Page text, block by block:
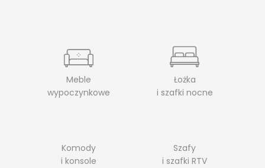
Meble
wypoczynkowe
Łożka
i szafki nocne
Komody
i konsole
Szafy
i szafki RTV